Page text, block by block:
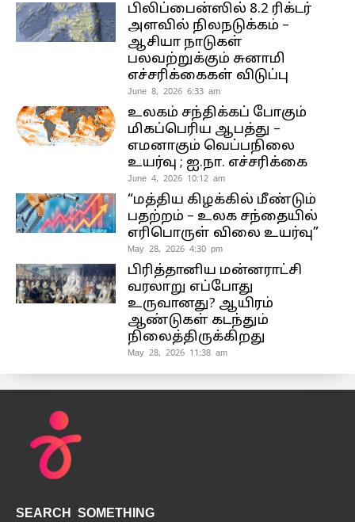
பிலிப்பைன்ஸில் 8.2 ரிக்டர்
அளவில் நிலநடுக்கம் –
ஆசியா நாடுகள்
பலவற்றுக்கும் சுனாமி
எச்சரிக்கைகள் விடுப்பு
June 8, 2026 6:33 am
உலகம் சந்திக்கப் போகும்
மிகப்பெரிய ஆபத்து –
எமனாகும் வெப்பநிலை
உயர்வு ; ஐ.நா. எச்சரிக்கை
June 4, 2026 10:12 am
“மத்திய கிழக்கில் மீண்டும்
பதற்றம் – உலக சந்தையில்
எரிபொருள் விலை உயர்வு”
May 28, 2026 4:30 pm
பிரித்தானிய மன்னராட்சி
வரலாறு எப்போது
உருவானது? ஆயிரம்
ஆண்டுகள் கடந்தும்
நிலைத்திருக்கிறது
May 28, 2026 11:38 am
SEARCH SOMETHING